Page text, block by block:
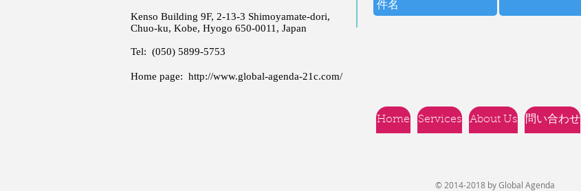
Kenso Building 9F, 2-13-3 Shimoyamate-dori,
Chuo-ku, Kobe, Hyogo 650-0011, Japan
Tel: (050) 5899-5753
Home page: http://www.global-agenda-21c.com/
Home Services About Us 問い合わせ
© 2014-2018 by Global Agenda